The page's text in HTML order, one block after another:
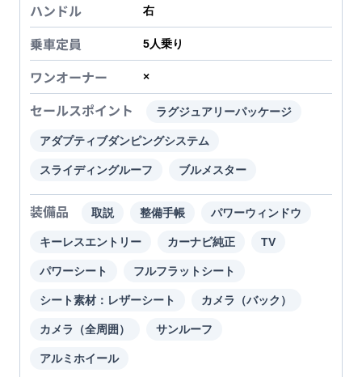
ハンドル 右
乗車定員 5人乗り
ワンオーナー ×
セールスポイント ラグジュアリーパッケージ
アダプティブダンピングシステム
スライディングルーフ ブルメスター
装備品 取説 整備手帳 パワーウィンドウ
キーレスエントリー カーナビ純正 TV
パワーシート フルフラットシート
シート素材：レザーシート カメラ（バック）
カメラ（全周囲） サンルーフ
アルミホイール